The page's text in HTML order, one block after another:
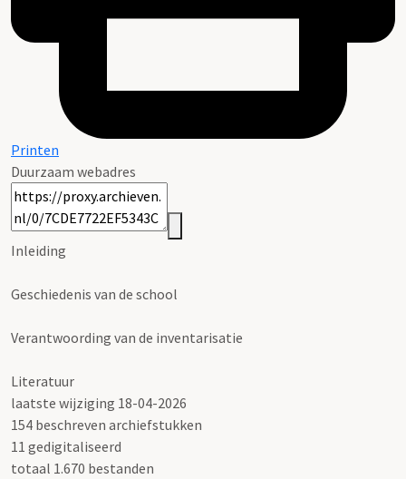
Printen
Duurzaam webadres
Inleiding
Geschiedenis van de school
Verantwoording van de inventarisatie
Literatuur
laatste wijziging 18-04-2026
154 beschreven archiefstukken
11 gedigitaliseerd
totaal 1.670 bestanden